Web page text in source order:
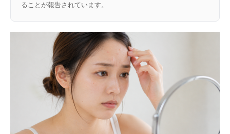
ることが報告されています。